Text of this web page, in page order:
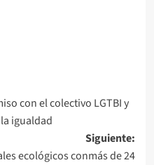
con el colectivo LGTBI y
igualdad
Siguiente:
ecológicos conmás de 24